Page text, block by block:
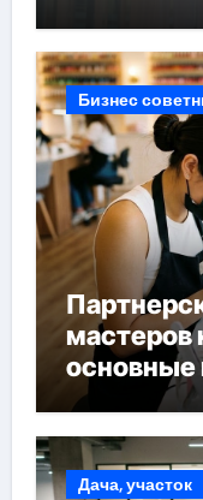
Бизнес
мастеров
основные
форматы
Дача, участок